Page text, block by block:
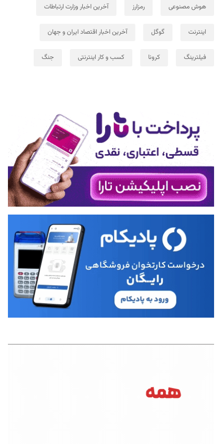
هوش مصنوعی رمزارز آخرین اخبار وزارت ارتباطات
اینترنت گوگل آخرین اخبار اقتصاد ایران و جهان
فیلترینگ کرونا کسب و کار اینترنتی جنگ